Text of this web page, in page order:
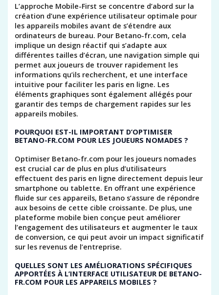
L’approche Mobile-First se concentre d’abord sur la
création d’une expérience utilisateur optimale pour
les appareils mobiles avant de s’étendre aux
ordinateurs de bureau. Pour Betano-fr.com, cela
implique un design réactif qui s’adapte aux
différentes tailles d’écran, une navigation simple qui
permet aux joueurs de trouver rapidement les
informations qu’ils recherchent, et une interface
intuitive pour faciliter les paris en ligne. Les
éléments graphiques sont également allégés pour
garantir des temps de chargement rapides sur les
appareils mobiles.
POURQUOI EST-IL IMPORTANT D’OPTIMISER
BETANO-FR.COM POUR LES JOUEURS NOMADES ?
Optimiser Betano-fr.com pour les joueurs nomades
est crucial car de plus en plus d’utilisateurs
effectuent des paris en ligne directement depuis leur
smartphone ou tablette. En offrant une expérience
fluide sur ces appareils, Betano s’assure de répondre
aux besoins de cette cible croissante. De plus, une
plateforme mobile bien conçue peut améliorer
l’engagement des utilisateurs et augmenter le taux
de conversion, ce qui peut avoir un impact significatif
sur les revenus de l’entreprise.
QUELLES SONT LES AMÉLIORATIONS SPÉCIFIQUES
APPORTÉES À L’INTERFACE UTILISATEUR DE BETANO-
FR.COM POUR LES APPAREILS MOBILES ?